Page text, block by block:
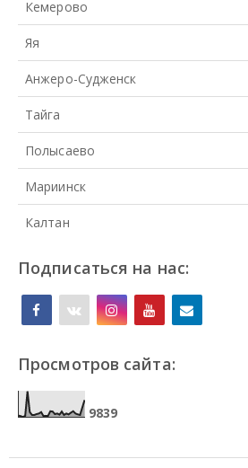
Кемерово
Яя
Анжеро-Судженск
Тайга
Полысаево
Мариинск
Калтан
Подписаться на нас:
Просмотров сайта:
9839